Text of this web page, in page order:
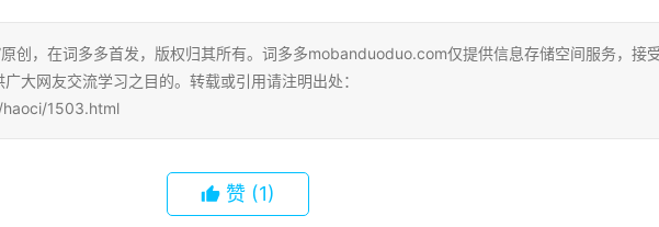
原创，在词多多首发，版权归其所有。词多多mobanduoduo.com仅提供信息存储空间服务，接
大网友交流学习之目的。转载或引用请注明出处：
1503.html
赞 (1)